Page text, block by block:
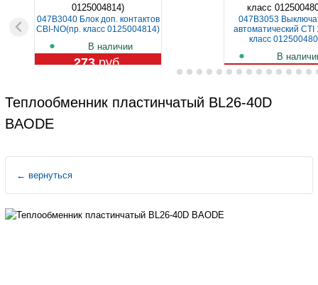
047B3040 Блок доп. контактов
CBI-NO(пр. класс 0125004814)
В наличии
273руб.
047B3053
автоматический CTI
класс
В
1 129 руб.
Теплообменник пластинчатый BL26-40D
BAODE
← вернуться